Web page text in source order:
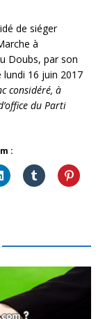
de siéger
à
Doubs, par son
lundi 16 juin 2017
considéré, à
du Parti
: